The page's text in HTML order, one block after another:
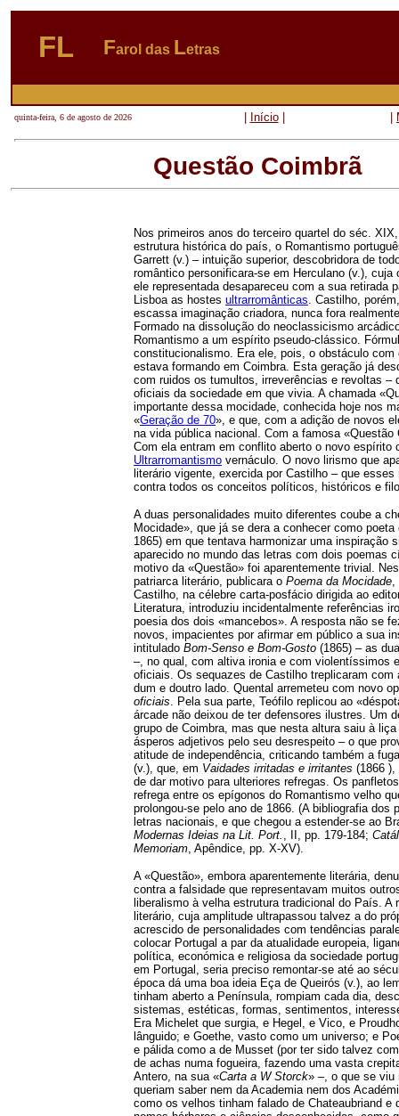
FL Farol das Letras
quinta-feira, 6 de agosto de 2026 Início|
Questão Coimbrã
Nos primeiros anos do terceiro quartel do séc.
estrutura histórica do país, o Romantismo
Garrett (v.) – intuição superior, descobridora de
romântico personificara-se em Herculano (v.),
ele representada desapareceu com a sua retirada
Lisboa as hostes ultrarromânticas. Castilho,
escassa imaginação criadora, nunca fora
Formado na dissolução do neoclassicismo
Romantismo a um espírito pseudo-clássico.
constitucionalismo. Era ele, pois, o obstáculo
estava formando em Coimbra. Esta geração já
com ruidos os tumultos, irreverências e revoltas –
oficiais da sociedade em que vivia. A chamada
importante dessa mocidade, conhecida hoje nos
«Geração de 70», e que, com a adição de novos
na vida pública nacional. Com a famosa
Com ela entram em conflito aberto o novo
Ultrarromantismo vernáculo. O novo lirismo que
literário vigente, exercida por Castilho – que
contra todos os conceitos políticos, históricos e
A duas personalidades muito diferentes coube a
Mocidade», que já se dera a conhecer como
1865) em que tentava harmonizar uma
aparecido no mundo das letras com dois poemas
motivo da «Questão» foi aparentemente trivial.
patriarca literário, publicara o Poema da Mocidade,
Castilho, na célebre carta-posfácio dirigida ao
Literatura, introduziu incidentalmente referências
poesia dos dois «mancebos». A resposta não se
novos, impacientes por afirmar em público a sua
intitulado Bom-Senso e Bom-Gosto (1865) – as
–, no qual, com altiva ironia e com violentíssimos
oficiais. Os sequazes de Castilho treplicaram
dum e doutro lado. Quental arremeteu com novo
oficiais. Pela sua parte, Teófilo replicou ao
árcade não deixou de ter defensores ilustres. Um
grupo de Coimbra, mas que nesta altura saiu à
ásperos adjetivos pelo seu desrespeito – o que
atitude de independência, criticando também a
(v.), que, em Vaidades irritadas e irritantes (1866
de dar motivo para ulteriores refregas. Os
refrega entre os epígonos do Romantismo velho
prolongou-se pelo ano de 1866. (A bibliografia
letras nacionais, e que chegou a estender-se ao
Modernas Ideias na Lit. Port. , II, pp. 179-184;
Memoriam, Apêndice, pp. X-XV).
A «Questão», embora aparentemente literária,
contra a falsidade que representavam muitos
liberalismo à velha estrutura tradicional do País.
literário, cuja amplitude ultrapassou talvez a do
acrescido de personalidades com tendências
colocar Portugal a par da atualidade europeia,
política, económica e religiosa da sociedade
em Portugal, seria preciso remontar-se até ao
época dá uma boa ideia Eça de Queirós (v.), ao
tinham aberto a Península, rompiam cada dia,
sistemas, estéticas, formas, sentimentos,
Era Michelet que surgia, e Hegel, e Vico, e
lânguido; e Goethe, vasto como um universo; e
e pálida como a de Musset (por ter sido talvez
de achas numa fogueira, fazendo uma vasta
Antero, na sua «Carta a W Storck» –, o que se viu
queriam saber nem da Academia nem dos
como os velhos tinham falado de Chateaubriand